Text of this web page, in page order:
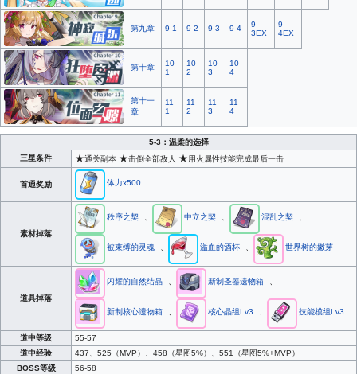
第九章 9-1 9-2 9-3 9-4
9-
3EX
9-
4EX
第十章
10-
1
10-
2
10-
3
10-
4
第十一
章
11-
1
11-
2
11-
3
11-
4
5-3：温柔的选择
三星条件
★通关副本 ★击倒全部敌人 ★用火属性技能完成最后一击
首通奖励 体力x500
素材掉落
秩序之契 中立之契 混乱之契
被束缚的灵魂 溢血的酒杯 世界树的嫩芽
道具掉落
闪耀的自然结晶 新制圣器遗物箱
新制核心遗物箱 核心晶组Lv3 技能模组Lv3
道中等级
55-57
道中经验
437、525（MVP）、458（星图5%）、551（星图5%+MVP）
BOSS等级
56-58